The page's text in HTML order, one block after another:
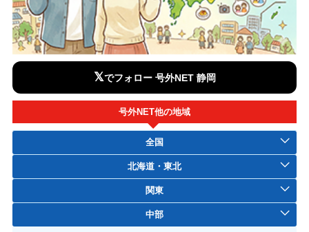
𝕏でフォロー 号外NET 静岡
号外NET他の地域
全国
北海道・東北
関東
中部